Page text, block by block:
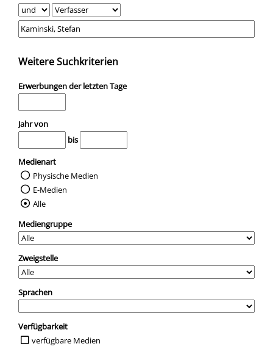
Weitere Suchkriterien
Erwerbungen der letzten Tage
Jahr von
bis
Medienart
Physische Medien
E-Medien
Alle
Mediengruppe
Zweigstelle
Sprachen
Verfügbarkeit
verfügbare Medien